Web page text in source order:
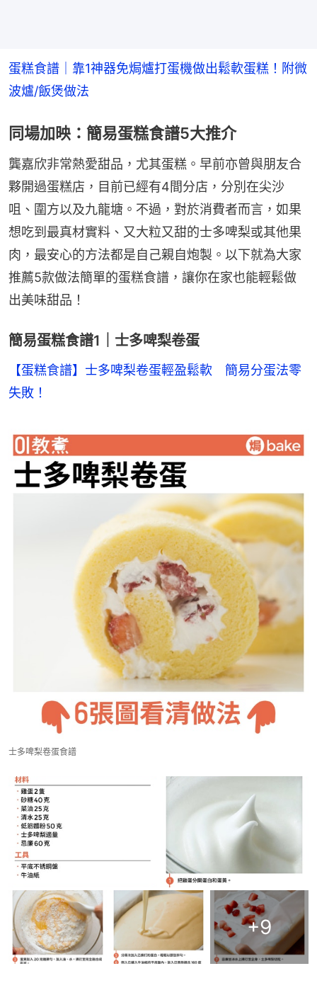
蛋糕食譜｜靠1神器免焗爐打蛋機做出鬆軟蛋糕！附微
波爐/飯煲做法
同場加映：簡易蛋糕食譜5大推介
龔嘉欣非常熱愛甜品，尤其蛋糕。早前亦曾與朋友合
夥開過蛋糕店，目前已經有4間分店，分別在尖沙
咀、圍方以及九龍塘。不過，對於消費者而言，如果
想吃到最真材實料、又大粒又甜的士多啤梨或其他果
肉，最安心的方法都是自己親自炮製。以下就為大家
推薦5款做法簡單的蛋糕食譜，讓你在家也能輕鬆做
出美味甜品！
簡易蛋糕食譜1｜士多啤梨卷蛋
【蛋糕食譜】士多啤梨卷蛋輕盈鬆軟　簡易分蛋法零
失敗！
士多啤梨卷蛋食譜
+9